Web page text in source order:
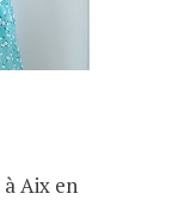
Aix en